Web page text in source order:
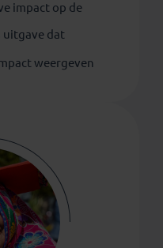
impact op de
uitgave dat
weergeven